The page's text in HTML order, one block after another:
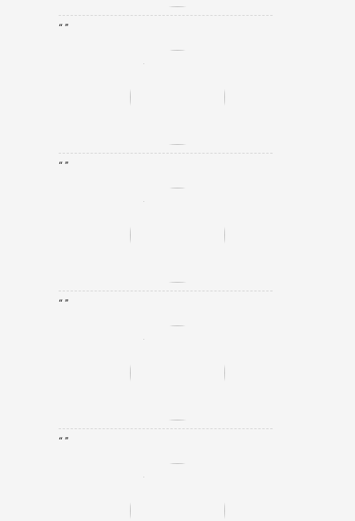
“ ”
“ ”
“ ”
“ ”